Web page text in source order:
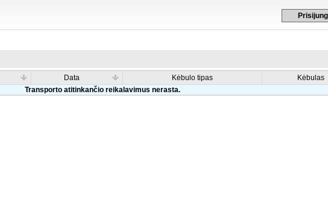
Data Kėbulo tipas Kėbulas
Transporto atitinkančio reikalavimus nerasta.